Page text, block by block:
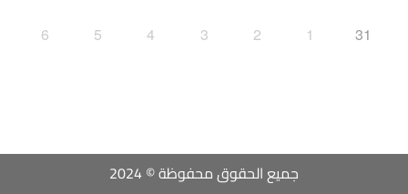
31
1
2
3
4
5
6
جميع الحقوق محفوظة © 2024